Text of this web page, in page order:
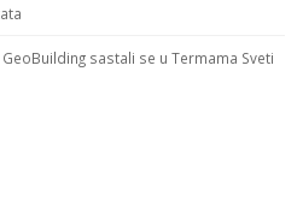
sastali se u Termama Sveti